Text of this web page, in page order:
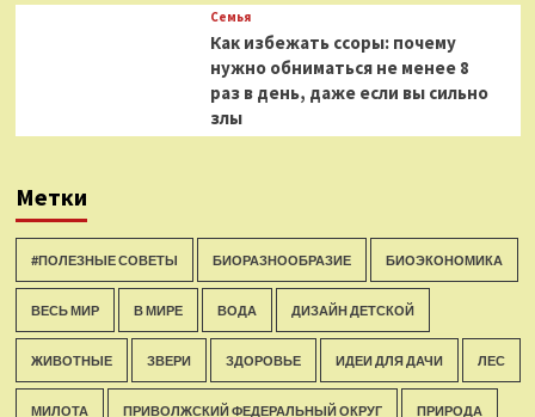
Семья
Как избежать ссоры: почему
нужно обниматься не менее 8
раз в день, даже если вы сильно
злы
Метки
#ПОЛЕЗНЫЕ СОВЕТЫ БИОРАЗНООБРАЗИЕ БИОЭКОНОМИКА
ВЕСЬ МИР В МИРЕ ВОДА ДИЗАЙН ДЕТСКОЙ
ЖИВОТНЫЕ ЗВЕРИ ЗДОРОВЬЕ ИДЕИ ДЛЯ ДАЧИ ЛЕС
МИЛОТА ПРИВОЛЖСКИЙ ФЕДЕРАЛЬНЫЙ ОКРУГ ПРИРОДА